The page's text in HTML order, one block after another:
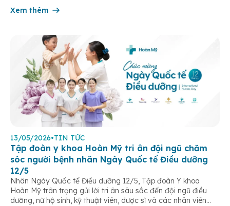
Xem thêm
13/05/2026•TIN TỨC
Tập đoàn y khoa Hoàn Mỹ tri ân đội ngũ chăm
sóc người bệnh nhân Ngày Quốc tế Điều dưỡng
12/5
Nhân Ngày Quốc tế Điều dưỡng 12/5, Tập đoàn Y khoa
Hoàn Mỹ trân trọng gửi lời tri ân sâu sắc đến đội ngũ điều
dưỡng, nữ hộ sinh, kỹ thuật viên, dược sĩ và các nhân viên